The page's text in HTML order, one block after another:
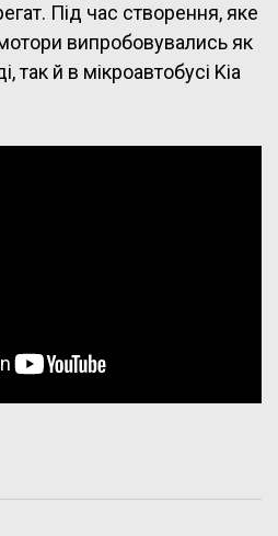
Під час створення, яке
випробовувались як
так й в мікроавтобусі Kia